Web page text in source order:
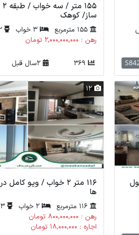
ساز/ کوهک
155 مترمربع 3 خواب
2 سرویس
رهن : 2,000,000,000 تومان
12
116 متر 2 خواب / ویو
ها
116 مترمربع 2 خواب
3 سرویس
رهن : 800,000,000 تومان
اجاره : 18,000,000 تومان